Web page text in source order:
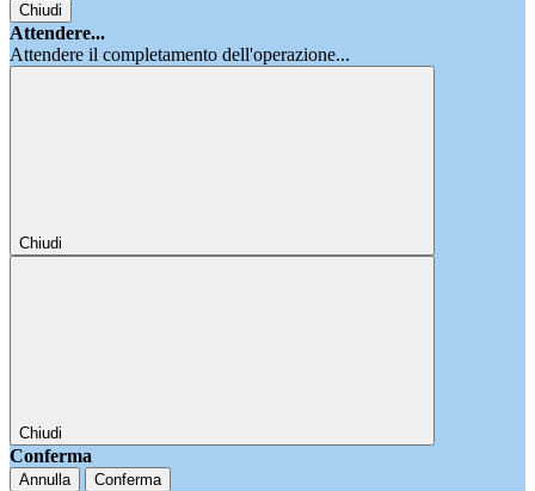
Chiudi
Attendere...
Attendere il completamento dell'operazione...
Chiudi
Chiudi
Conferma
Annulla Conferma